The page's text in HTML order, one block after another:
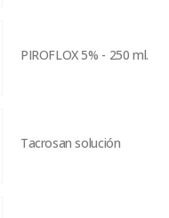
PIROFLOX 5% - 250 ml.
Tacrosan solución